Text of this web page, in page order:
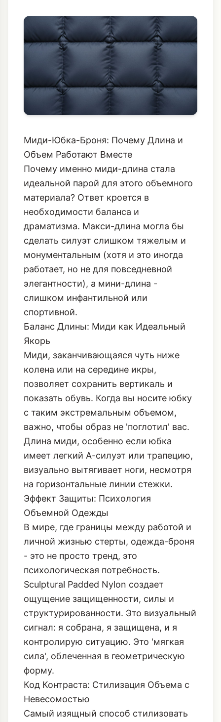
Миди-Юбка-Броня: Почему Длина и
Объем Работают Вместе
Почему именно миди-длина стала
идеальной парой для этого объемного
материала? Ответ кроется в
необходимости баланса и
драматизма. Макси-длина могла бы
сделать силуэт слишком тяжелым и
монументальным (хотя и это иногда
работает, но не для повседневной
элегантности), а мини-длина -
слишком инфантильной или
спортивной.
Баланс Длины: Миди как Идеальный
Якорь
Миди, заканчивающаяся чуть ниже
колена или на середине икры,
позволяет сохранить вертикаль и
показать обувь. Когда вы носите юбку
с таким экстремальным объемом,
важно, чтобы образ не 'поглотил' вас.
Длина миди, особенно если юбка
имеет легкий А-силуэт или трапецию,
визуально вытягивает ноги, несмотря
на горизонтальные линии стежки.
Эффект Защиты: Психология
Объемной Одежды
В мире, где границы между работой и
личной жизнью стерты, одежда-броня
- это не просто тренд, это
психологическая потребность.
Sculptural Padded Nylon создает
ощущение защищенности, силы и
структурированности. Это визуальный
сигнал: я собрана, я защищена, и я
контролирую ситуацию. Это 'мягкая
сила', облеченная в геометрическую
форму.
Код Контраста: Стилизация Объема с
Невесомостью
Самый изящный способ стилизовать